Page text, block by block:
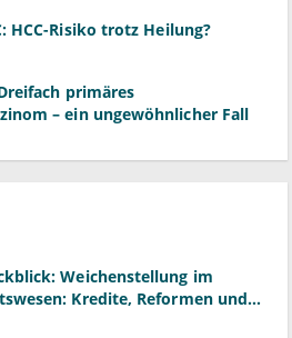
HCC-Risiko trotz Heilung?
primäres
– ein ungewöhnlicher Fall
Weichenstellung im
Kredite, Reformen und